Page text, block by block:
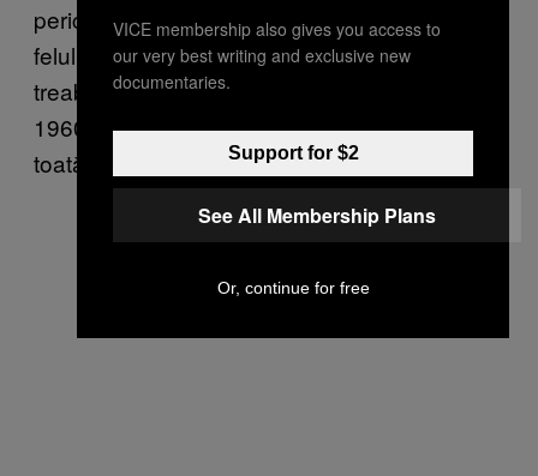
pericol, la propriu. Îi obligă să apeleze la tot
felul de soluții improvizate ca să își facă
treaba, cât de cât. Echipamentele din anii
1960-70 trebuie cârpite extrem de des și
toată lumea se miră că mai funcționează.
VICE membership also gives you access to
our very best writing and exclusive new
documentaries.
Support for $2
See All Membership Plans
Or, continue for free